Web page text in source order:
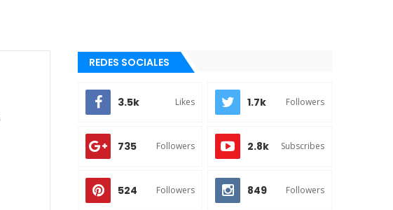
REDES SOCIALES
3.5k Likes 1.7k Followers
735 Followers 2.8k Subscribes
524 Followers 849 Followers